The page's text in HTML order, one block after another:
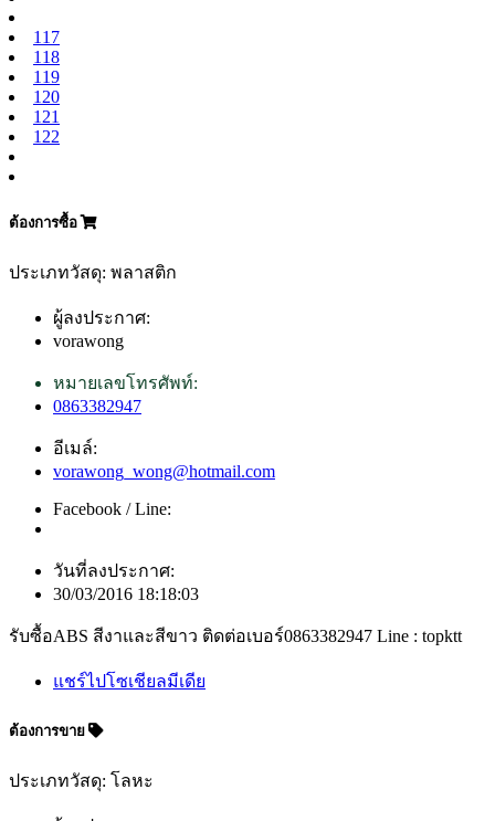
117
118
119
120
121
122
ต้องการซื้อ
ประเภทวัสดุ: พลาสติก
ผู้ลงประกาศ:
vorawong
หมายเลขโทรศัพท์:
0863382947
อีเมล์:
vorawong_wong@hotmail.com
Facebook / Line:
วันที่ลงประกาศ:
30/03/2016 18:18:03
รับซื้อABS สีงาและสีขาว ติดต่อเบอร์0863382947 Line : topktt
แชร์ไปโซเชียลมีเดีย
ต้องการขาย
ประเภทวัสดุ: โลหะ